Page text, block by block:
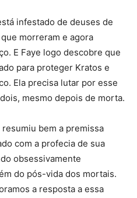
infestado de deuses de
morreram e agora
E Faye logo descobre que
para proteger Kratos e
Ela precisa lutar por esse
mesmo depois de morta.
bem a premissa
com a profecia de sua
obsessivamente
do pós-vida dos mortais.
a resposta a essa